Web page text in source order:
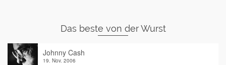
Das beste von der Wurst
Johnny Cash
19. Nov. 2006